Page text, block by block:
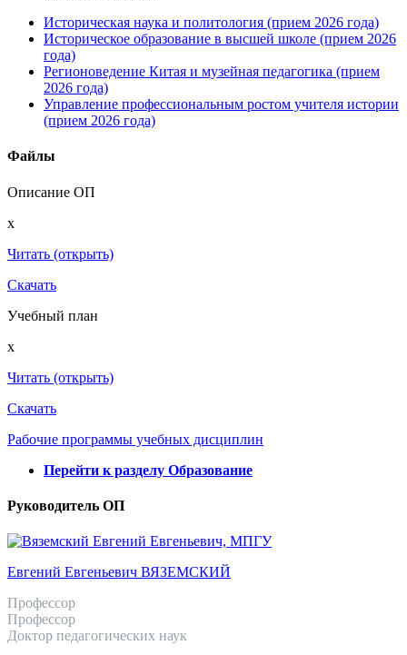
Историческая наука и политология (прием 2026 года)
Историческое образование в высшей школе (прием 2026
года)
Регионоведение Китая и музейная педагогика (прием
2026 года)
Управление профессиональным ростом учителя истории
(прием 2026 года)
Файлы
Описание ОП
x
Читать (открыть)
Скачать
Учебный план
x
Читать (открыть)
Скачать
Рабочие программы учебных дисциплин
Перейти к разделу Образование
Руководитель ОП
Евгений Евгеньевич ВЯЗЕМСКИЙ
Профессор
Профессор
Доктор педагогических наук